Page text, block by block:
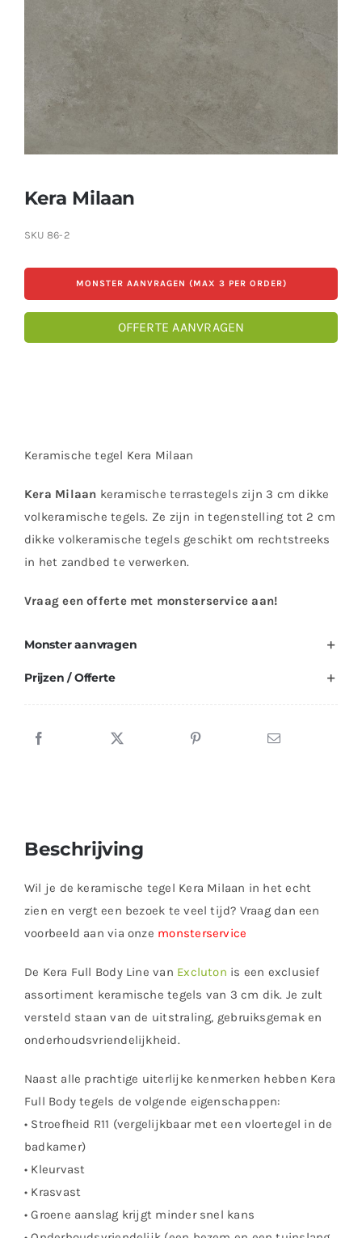
Kera Milaan
SKU 86-2
MONSTER AANVRAGEN (MAX 3 PER ORDER)
OFFERTE AANVRAGEN
Keramische tegel Kera Milaan
Kera Milaan keramische terrastegels zijn 3 cm dikke
volkeramische tegels. Ze zijn in tegenstelling tot 2 cm
dikke volkeramische tegels geschikt om rechtstreeks
in het zandbed te verwerken.
Vraag een offerte met monsterservice aan!
Monster aanvragen
Prijzen / Offerte
Beschrijving
Wil je de keramische tegel Kera Milaan in het echt
zien en vergt een bezoek te veel tijd? Vraag dan een
voorbeeld aan via onze monsterservice
De Kera Full Body Line van Excluton is een exclusief
assortiment keramische tegels van 3 cm dik. Je zult
versteld staan van de uitstraling, gebruiksgemak en
onderhoudsvriendelijkheid.
Naast alle prachtige uiterlijke kenmerken hebben Kera
Full Body tegels de volgende eigenschappen:
• Stroefheid R11 (vergelijkbaar met een vloertegel in de
badkamer)
• Kleurvast
• Krasvast
• Groene aanslag krijgt minder snel kans